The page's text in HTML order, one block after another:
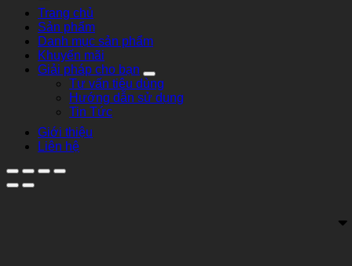
Trang chủ
Sản phẩm
Danh mục sản phẩm
Khuyến mãi
Giải pháp cho bạn
Tư vấn tiêu dùng
Hướng dẫn sử dụng
Tin Tức
Giới thiệu
Liên hệ